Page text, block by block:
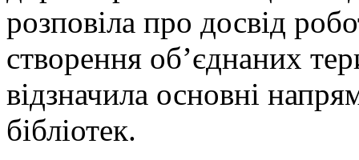
розповіла про досвід
створення об’єднаних
відзначила основні
бібліотек.